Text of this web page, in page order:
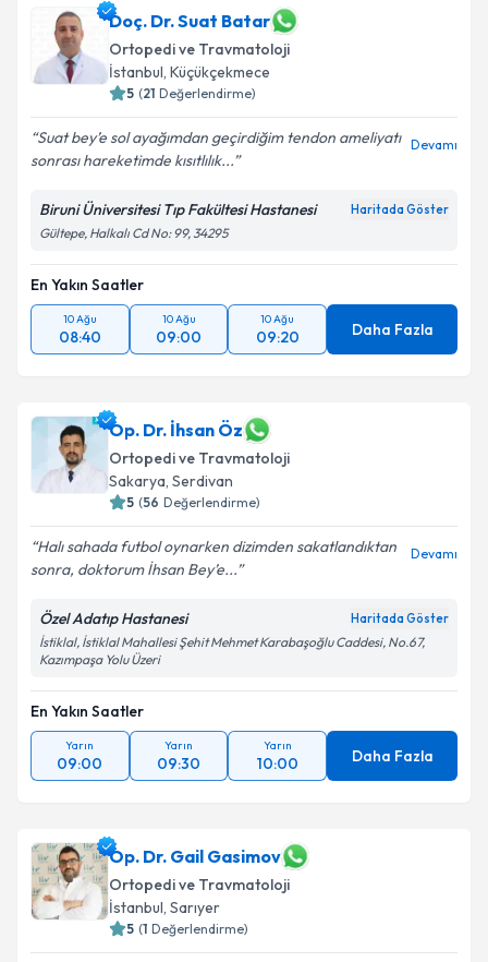
Op. Dr. Yaşar Akdoğaniçin randevu takvimi talebi
oluşturun. Size bu uzmandan randevu almanız için bir
takvim hazırlandığında e-posta ile bilgilendireceğiz.
E-posta Adresiniz
Kişisel verilerimin işlenmesine ilişkin
Aydınlatma
Metni'ni okudum ve kişisel verilerimin belirtilen
Takvim Talebini Gönder
Doç. Dr. Suat Batar
Ortopedi ve Travmatoloji
İstanbul, Küçükçekmece
5 (21 Değerlendirme)
Suat bey’e sol ayağımdan geçirdiğim tendon ameliyatı
sonrası hareketimde kısıtlılık...
Devamı
Biruni Üniversitesi Tıp Fakültesi Hastanesi Haritada Göster
Gültepe, Halkalı Cd No: 99, 34295
En Yakın Saatler
10 Ağu
08:40
10 Ağu
09:00
10 Ağu
09:20 Daha Fazla
Op. Dr. İhsan Öz
Ortopedi ve Travmatoloji
Sakarya, Serdivan
5 (56 Değerlendirme)
Halı sahada futbol oynarken dizimden sakatlandıktan
sonra, doktorum İhsan Bey’e...
Devamı
Özel Adatıp Hastanesi Haritada Göster
İstiklal, İstiklal Mahallesi Şehit Mehmet Karabaşoğlu Caddesi, No.67,
Kazımpaşa Yolu Üzeri
En Yakın Saatler
Yarın
09:00
Yarın
09:30
Yarın
10:00 Daha Fazla
Op. Dr. Gail Gasimov
Ortopedi ve Travmatoloji
İstanbul, Sarıyer
5 (1 Değerlendirme)